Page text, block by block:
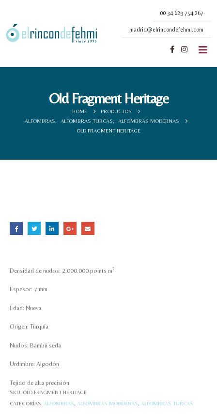
00 34 629 754 267
madrid@elrincondefehmi.com
Old Fragment Heritage
HOME
PRODUCTOS
ALFOMBRAS
ALFOMBRAS TURCAS
ALFOMBRAS MODERNAS
OLD FRAGMENT HERITAGE
Densidad de nudos: 2.000.000 points m2
Espesor: 7 mm
Edad: Nueva
Origen: Turquía
Nudos: Bambú seda
Urdimbre: Algodón
Tejido de alta precisión
SKU: OLD FRAGMENT HERITAGE
CATEGORÍAS: ALFOMBRAS ALFOMBRAS MODERNAS ALFOMBRAS TURCAS